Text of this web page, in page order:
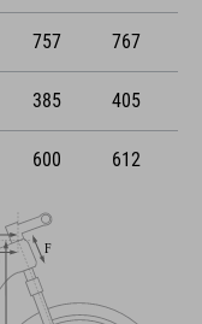
757 767
385 405
600 612